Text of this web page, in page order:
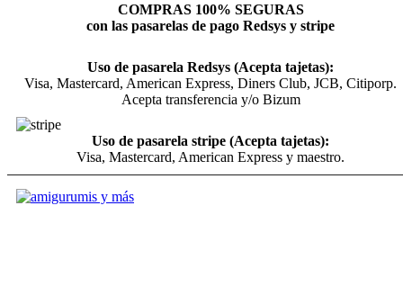
COMPRAS 100% SEGURAS
con las pasarelas de pago Redsys y stripe
Uso de pasarela Redsys (Acepta tajetas):
Visa, Mastercard, American Express, Diners Club, JCB, Citiporp.
Acepta transferencia y/o Bizum
Uso de pasarela stripe (Acepta tajetas):
Visa, Mastercard, American Express y maestro.